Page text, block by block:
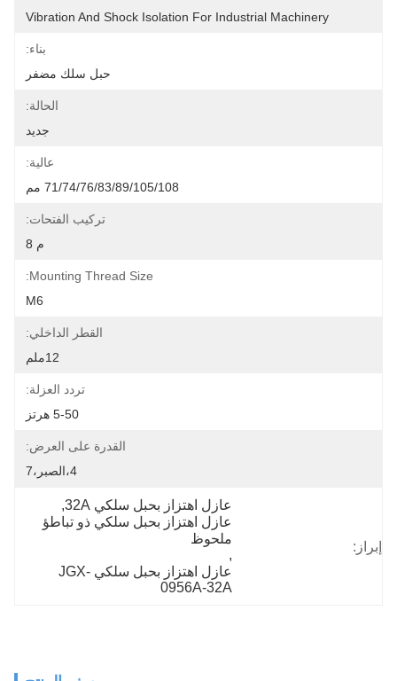
Vibration And Shock Isolation For Industrial Machinery
بناء:
حبل سلك مضفر
الحالة:
جديد
عالية:
71/74/76/83/89/105/108 مم
تركيب الفتحات:
م 8
Mounting Thread Size:
M6
القطر الداخلي:
12ملم
تردد العزلة:
5-50 هرتز
القدرة على العرض:
4،الصبر،7
إبراز:
عازل اهتزاز بحبل سلكي 32A
,
عازل اهتزاز بحبل سلكي ذو تباطؤ
ملحوظ
,
عازل اهتزاز بحبل سلكي JGX-
0956A-32A